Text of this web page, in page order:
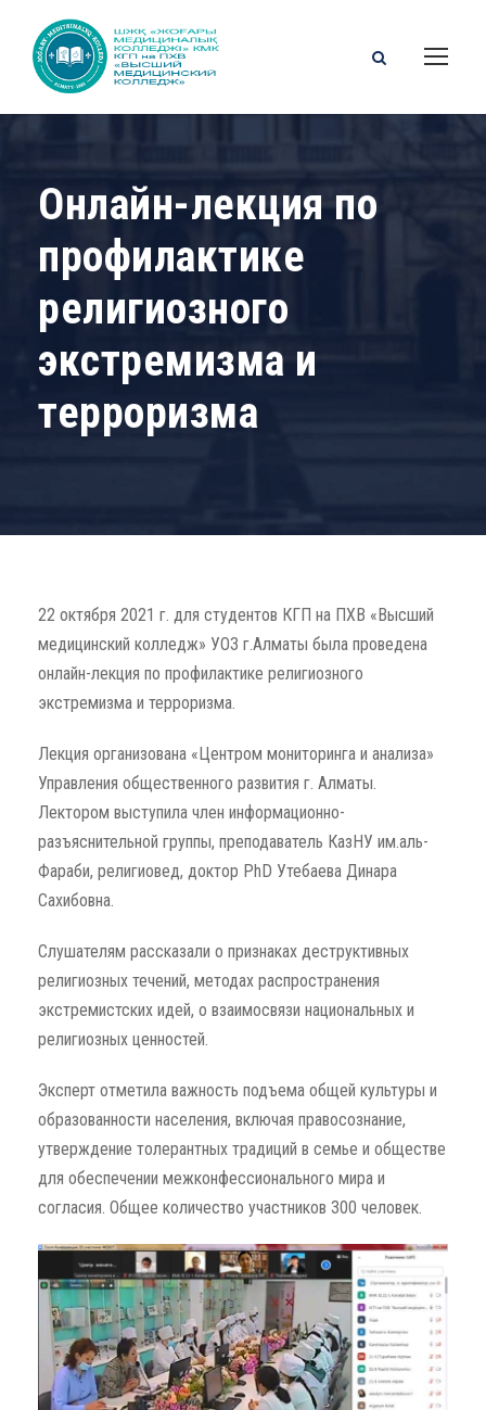
Онлайн-лекция по
профилактике
религиозного
экстремизма и
терроризма
22 октября 2021 г. для студентов КГП на ПХВ «Высший
медицинский колледж» УОЗ г.Алматы была проведена
онлайн-лекция по профилактике религиозного
экстремизма и терроризма.
Лекция организована «Центром мониторинга и анализа»
Управления общественного развития г. Алматы.
Лектором выступила член информационно-
разъяснительной группы, преподаватель КазНУ им.аль-
Фараби, религиовед, доктор PhD Утебаева Динара
Сахибовна.
Слушателям рассказали о признаках деструктивных
религиозных течений, методах распространения
экстремистских идей, о взаимосвязи национальных и
религиозных ценностей.
Эксперт отметила важность подъема общей культуры и
образованности населения, включая правосознание,
утверждение толерантных традиций в семье и обществе
для обеспечении межконфессионального мира и
согласия. Общее количество участников 300 человек.